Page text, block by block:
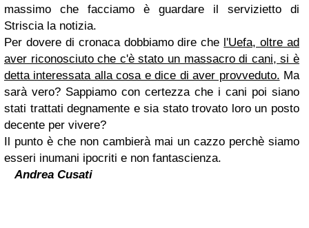
massimo che facciamo è guardare il servizietto di
Striscia la notizia.
Per dovere di cronaca dobbiamo dire che l'Uefa, oltre ad
aver riconosciuto che c'è stato un massacro di cani, si è
detta interessata alla cosa e dice di aver provveduto. Ma
sarà vero? Sappiamo con certezza che i cani poi siano
stati trattati degnamente e sia stato trovato loro un posto
decente per vivere?
Il punto è che non cambierà mai un cazzo perchè siamo
esseri inumani ipocriti e non fantascienza.
Andrea Cusati